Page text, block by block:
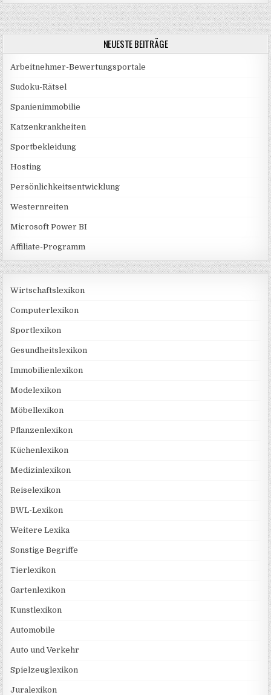
NEUESTE BEITRÄGE
Arbeitnehmer-Bewertungsportale
Sudoku-Rätsel
Spanienimmobilie
Katzenkrankheiten
Sportbekleidung
Hosting
Persönlichkeitsentwicklung
Westernreiten
Microsoft Power BI
Affiliate-Programm
Wirtschaftslexikon
Computerlexikon
Sportlexikon
Gesundheitslexikon
Immobilienlexikon
Modelexikon
Möbellexikon
Pflanzenlexikon
Küchenlexikon
Medizinlexikon
Reiselexikon
BWL-Lexikon
Weitere Lexika
Sonstige Begriffe
Tierlexikon
Gartenlexikon
Kunstlexikon
Automobile
Auto und Verkehr
Spielzeuglexikon
Juralexikon